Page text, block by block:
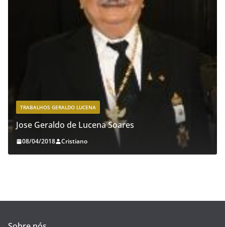
TRABALHOS GERALDO LUCENA
Jose Geraldo de Lucena Soares
08/04/2018 Cristiano